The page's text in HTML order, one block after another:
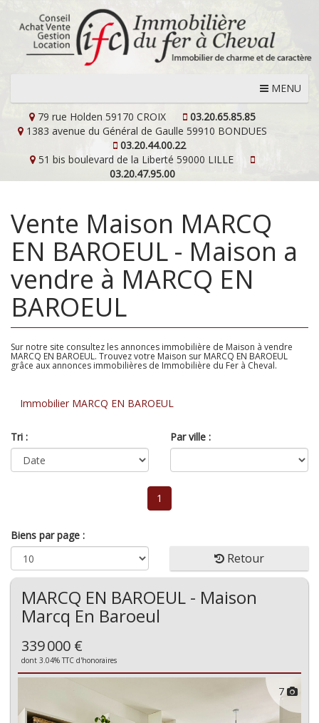
MENU
79 rue Holden 59170 CROIX
03.20.65.85.85
1383 avenue du Général de Gaulle 59910 BONDUES
03.20.44.00.22
51 bis boulevard de la Liberté 59000 LILLE
03.20.47.95.00
Vente Maison MARCQ
EN BAROEUL - Maison a
vendre à MARCQ EN
BAROEUL
Sur notre site consultez les annonces immobilière de Maison à vendre
MARCQ EN BAROEUL. Trouvez votre Maison sur MARCQ EN BAROEUL
grâce aux annonces immobilières de Immobilière du Fer à Cheval.
Immobilier MARCQ EN BAROEUL
Tri : Par ville :
1
Biens par page :
Retour
MARCQ EN BAROEUL - Maison
Marcq En Baroeul
339 000 €
dont 3.04% TTC d'honoraires
7